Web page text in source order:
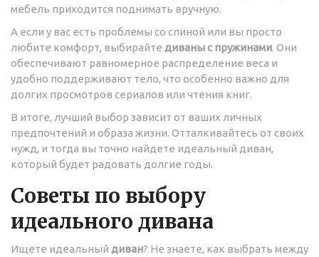
мебель приходится поднимать вручную.
А если у вас есть проблемы со спиной или вы просто
любите комфорт, выбирайте диваны с пружинами. Они
обеспечивают равномерное распределение веса и
удобно поддерживают тело, что особенно важно для
долгих просмотров сериалов или чтения книг.
В итоге, лучший выбор зависит от ваших личных
предпочтений и образа жизни. Отталкивайтесь от своих
нужд, и тогда вы точно найдете идеальный диван,
который будет радовать долгие годы.
Советы по выбору
идеального дивана
Ищете идеальный диван? Не знаете, как выбрать между